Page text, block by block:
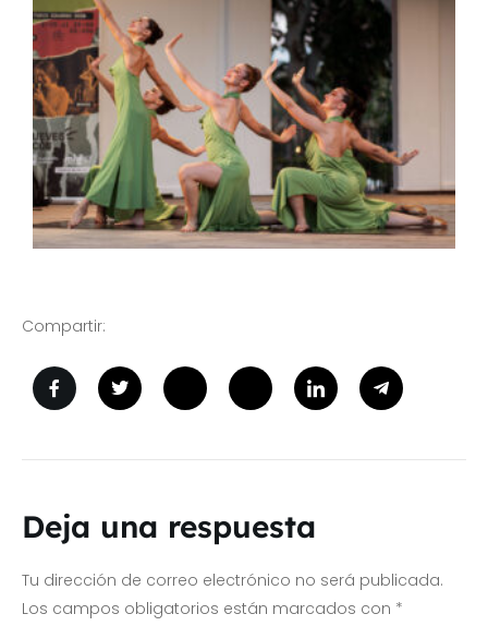
Compartir:
Deja una respuesta
Tu dirección de correo electrónico no será publicada.
Los campos obligatorios están marcados con *